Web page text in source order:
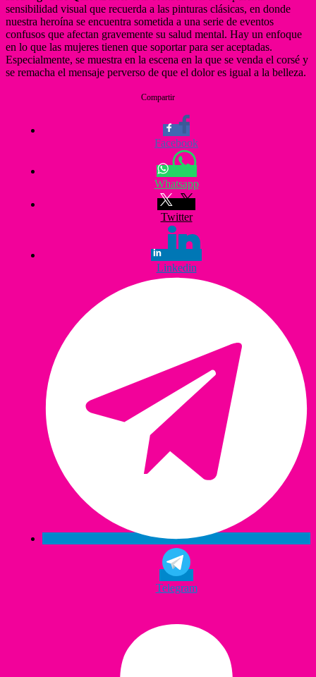
sensibilidad visual que recuerda a las pinturas clásicas, en donde
nuestra heroína se encuentra sometida a una serie de eventos
confusos que afectan gravemente su salud mental. Hay un enfoque
en lo que las mujeres tienen que soportar para ser aceptadas.
Especialmente, se muestra en la escena en la que se venda el corsé y
se remacha el mensaje perverso de que el dolor es igual a la belleza.
Compartir
Facebook
Whatsapp
Twitter
Linkedin
Telegram